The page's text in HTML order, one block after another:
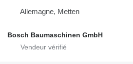
Allemagne, Metten
Bosch Baumaschinen GmbH